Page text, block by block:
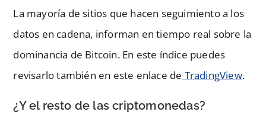
La mayoría de sitios que hacen seguimiento a los
datos en cadena, informan en tiempo real sobre la
dominancia de Bitcoin. En este índice puedes
revisarlo también en este enlace de TradingView.
¿Y el resto de las criptomonedas?